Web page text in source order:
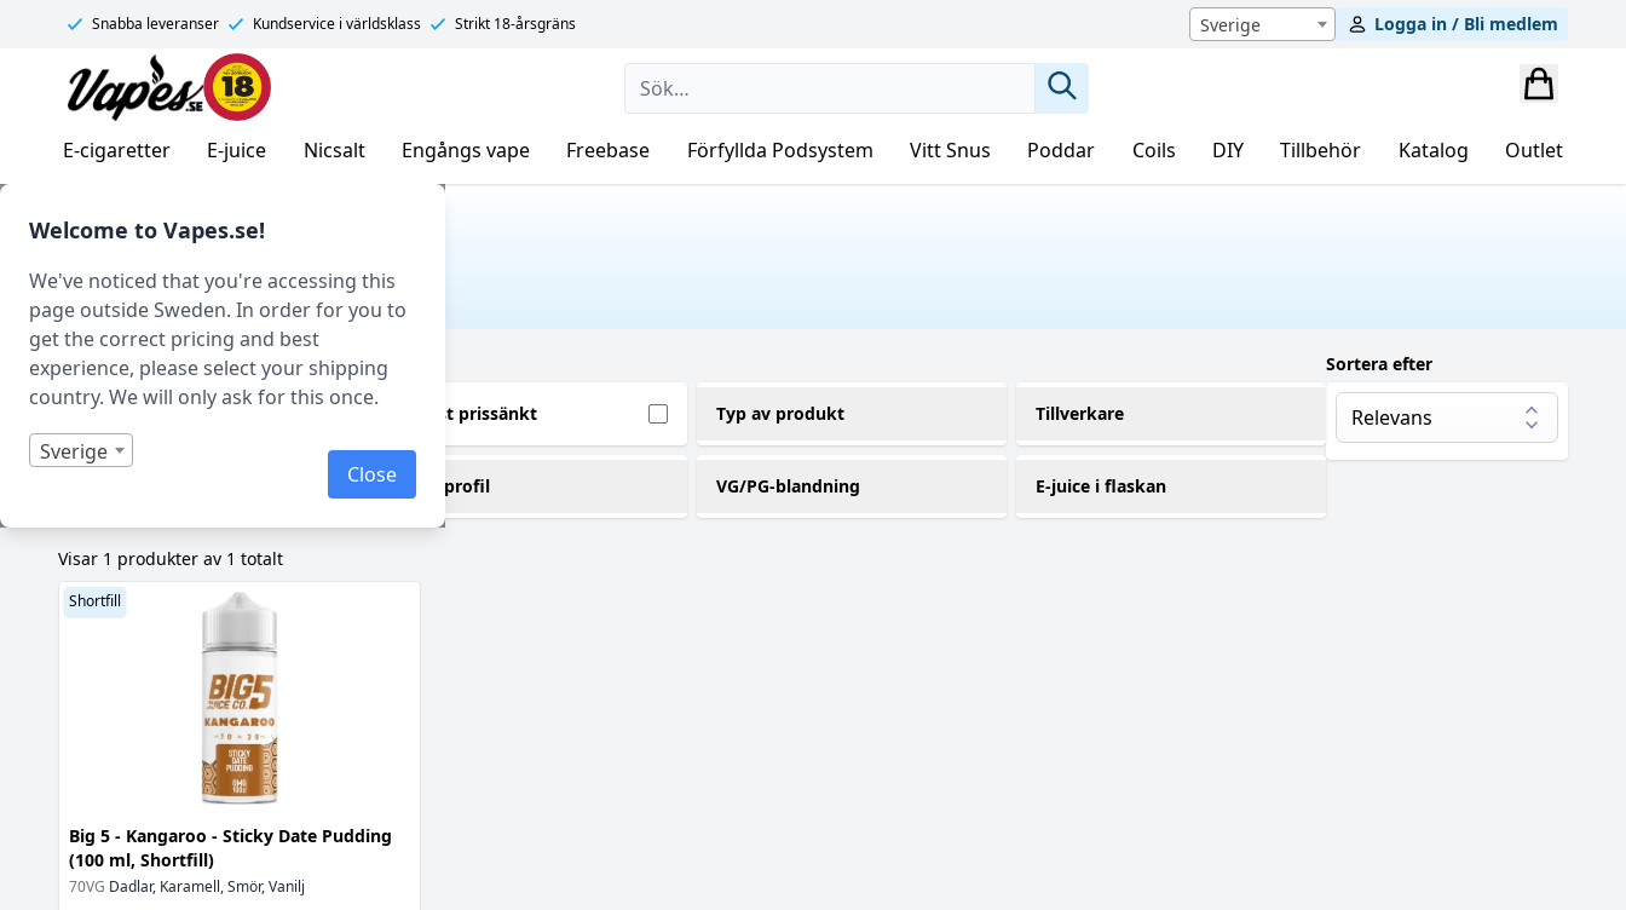
Welcome to Vapes.se!
We've noticed that you're accessing this
page outside Sweden. In order for you to
get the correct pricing and best
experience, please select your shipping
country. We will only ask for this once.
Sverige
Close
Snabba leveranser Kundservice i världsklass Strikt 18-årsgräns Sverige Logga in / Bli medlem
Vapes.se
E-cigaretter E-juice Nicsalt Engångs vape Freebase Förfyllda Podsystem Vitt Snus Poddar Coils DIY Tillbehör Katalog Outlet
Hem/ Produkt Smakprofil / Dadlar
DADLAR
Filtrera
Endast i lager Endast prissänkt Typ av produkt Tillverkare
Smakprofil VG/PG-blandning E-juice i flaskan
Sortera efter
Visar 1 produkter av 1 totalt
Big 5 - Kangaroo - Sticky Date Pudding
(100 ml, Shortfill)
70VG Dadlar, Karamell, Smör, Vanilj
Shortfill